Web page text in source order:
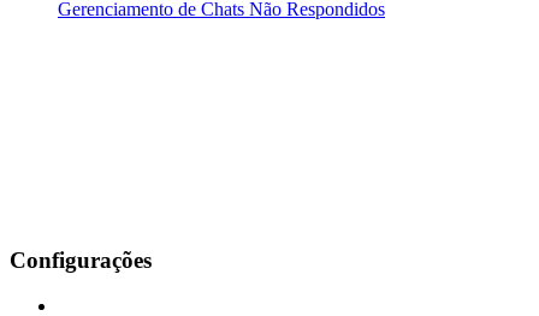
Gerenciamento de Chats Não Respondidos
Configurações